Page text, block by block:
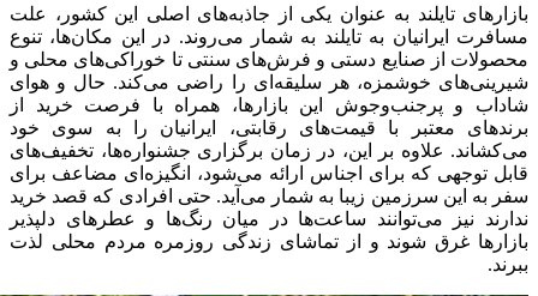
بازارهای تایلند به عنوان یکی از جاذبه‌های اصلی این کشور، علت
مسافرت ایرانیان به تایلند به شمار می‌روند. در این مکان‌ها، تنوع
محصولات از صنایع دستی و فرش‌های سنتی تا خوراکی‌های محلی و
شیرینی‌های خوشمزه، هر سلیقه‌ای را راضی می‌کند. حال و هوای
شاداب و پرجنب‌وجوش این بازارها، همراه با فرصت خرید از
برندهای معتبر با قیمت‌های رقابتی، ایرانیان را به سوی خود
می‌کشاند. علاوه بر این، در زمان برگزاری جشنواره‌ها، تخفیف‌های
قابل توجهی که برای اجناس ارائه می‌شود، انگیزه‌ای مضاعف برای
سفر به این سرزمین زیبا به شمار می‌آید. حتی افرادی که قصد خرید
ندارند نیز می‌توانند ساعت‌ها در میان رنگ‌ها و عطرهای دلپذیر
بازارها غرق شوند و از تماشای زندگی روزمره مردم محلی لذت
ببرند.